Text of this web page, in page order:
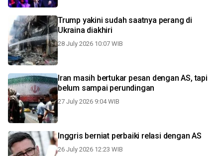
Trump yakini sudah saatnya perang di
Ukraina diakhiri
28 July 2026 10:07 WIB
Iran masih bertukar pesan dengan AS, tapi
belum sampai perundingan
27 July 2026 9:04 WIB
Inggris berniat perbaiki relasi dengan AS
26 July 2026 12:23 WIB